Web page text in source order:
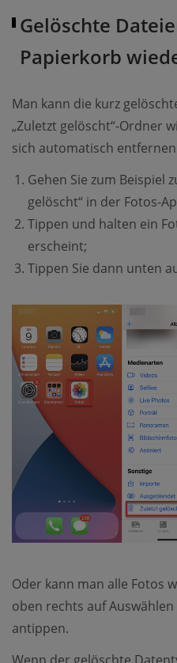
Gelöschte
Papierkorb
Man kann die kurz
„Zuletzt gelöscht“-Ordner
sich automatisch entfernen
Gehen Sie zum Beispiel
gelöscht“ in der Fotos-
Tippen und halten ein
erscheint;
Tippen Sie dann unten
Oder kann man alle Fotos
oben rechts auf Auswählen
antippen.